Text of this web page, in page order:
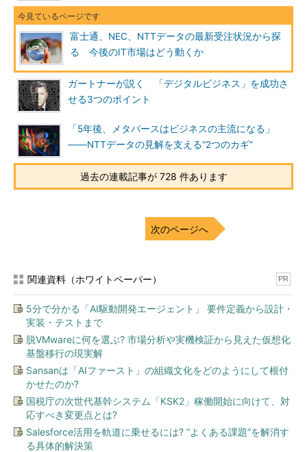
富士通、NEC、NTTデータの最新受注状況から探
る 今後のIT市場はどう動くか
ガートナーが説く 「デジタルビジネス」を成功さ
せる3つのポイント
「5年後、メタバースはビジネスの主流になる」
――NTTデータの見解を支える“2つのカギ”
過去の連載記事が 728 件あります
次のページへ
関連資料（ホワイトペーパー） PR
5分で分かる「AI駆動開発エージェント」 要件定義から設計・
実装・テストまで
脱VMwareに何を選ぶ? 市場分析や実機検証から見えた仮想化
基盤移行の現実解
Sansanは「AIファースト」の組織文化をどのようにして根付
かせたのか?
国税庁の次世代基幹システム「KSK2」稼働開始に向けて、対
応すべき変更点とは?
Salesforce活用を軌道に乗せるには? “よくある課題”を解消す
る具体的解決策